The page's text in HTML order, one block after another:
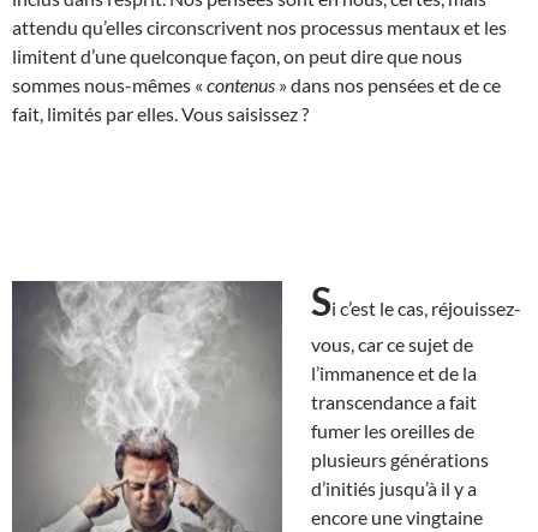
attendu qu’elles circonscrivent nos processus mentaux et les
limitent d’une quelconque façon, on peut dire que nous
sommes nous-mêmes « contenus » dans nos pensées et de ce
fait, limités par elles. Vous saisissez ?
Si c’est le cas, réjouissez-
vous, car ce sujet de
l’immanence et de la
transcendance a fait
fumer les oreilles de
plusieurs générations
d’initiés jusqu’à il y a
encore une vingtaine